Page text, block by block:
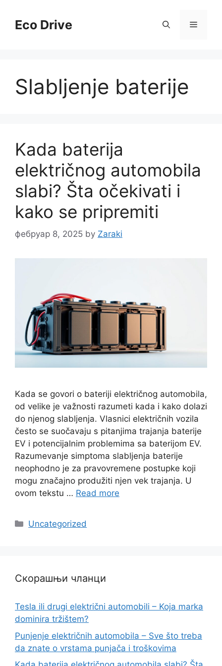
contentEco Drive Menu
Slabljenje baterije
Kada baterija
električnog automobila
slabi? Šta očekivati i
kako se pripremiti
фебруар 8, 2025 by Zaraki
Kada se govori o bateriji električnog automobila,
od velike je važnosti razumeti kada i kako dolazi
do njenog slabljenja. Vlasnici električnih vozila
često se suočavaju s pitanjima trajanja baterije
EV i potencijalnim problemima sa baterijom EV.
Razumevanje simptoma slabljenja baterije
neophodno je za pravovremene postupke koji
mogu značajno produžiti njen vek trajanja. U
ovom tekstu … Read more
Categories
Uncategorized
Скорашњи чланци
Tesla ili drugi električni automobili – Koja marka
dominira tržištem?
Punjenje električnih automobila – Sve što treba
da znate o vrstama punjača i troškovima